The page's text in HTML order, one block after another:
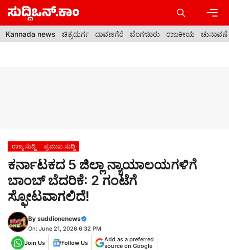
Skip
content
Kannada news ಚಿತ್ರದುರ್ಗ ದಾವಣಗೆರೆ ಬೆಂಗಳೂರು ರಾಜಕೀಯ ಚುನಾವಣೆ
ರಾಜ್ಯ ಸುದ್ದಿ ಪ್ರಮುಖ ಸುದ್ದಿ
ಕರ್ನಾಟಕದ 5 ಜಿಲ್ಲಾ ನ್ಯಾಯಾಲಯಗಳಿಗೆ
ಬಾಂಬ್ ಬೆದರಿಕೆ: 2 ಗಂಟೆಗೆ
ಸ್ಫೋಟವಾಗಲಿದೆ!
By suddionenews
On: June 21, 2026 6:32 PM
Join Us
Follow Us
Add as a preferred
source on Google